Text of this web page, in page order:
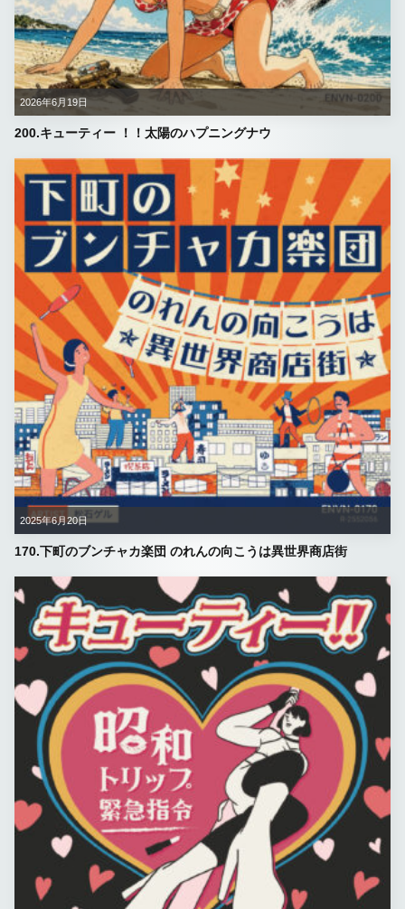
2026年6月19日
200.キューティー ！！太陽のハプニングナウ
2025年6月20日
170.下町のブンチャカ楽団 のれんの向こうは異世界商店街